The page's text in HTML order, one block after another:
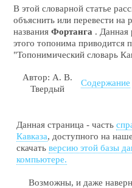
В этой словарной статье
объяснить или перевести на
названияФортанга . Данная
этого топонима приводится
"Топонимический словарь
Автор: А. В.
Твердый
Содержание
Данная страница - часть
Кавказа, доступного на
скачатьверсию этой базы
компьютере.
Возможны, и даже